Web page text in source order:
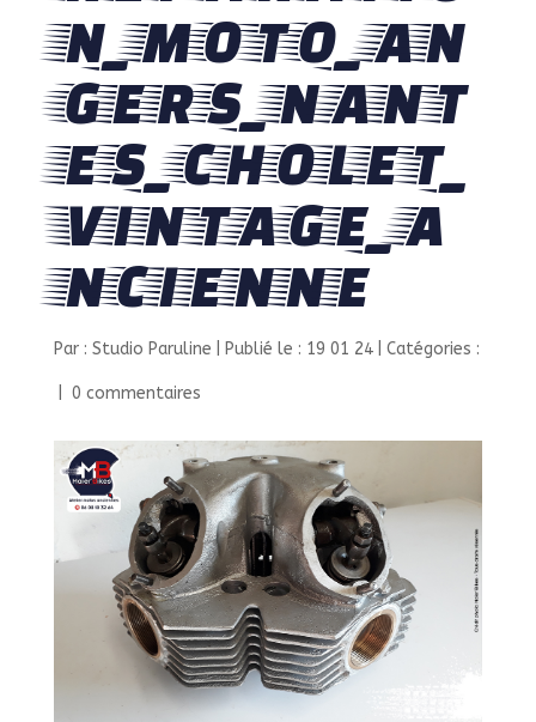
N_MOTO_AN
GERS_NANT
ES_CHOLET_
VINTAGE_A
NCIENNE
Par : Studio Paruline Publié le : 19 01 24 Catégories :
0 commentaires